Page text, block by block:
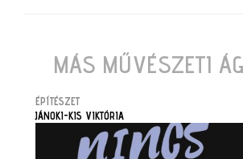
MÁS MŰVÉSZETI
ÉPÍTÉSZET
JÁNOKI-KIS VIKTÓRIA